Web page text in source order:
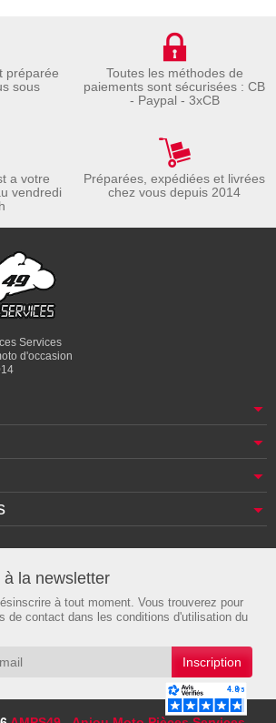
préparée
sous
Toutes les méthodes de
paiements sont sécurisées : CB
- Paypal - 3xCB
a votre
vendredi
Préparées, expédiées et livrées
chez vous depuis 2014
Services
d'occasion
à la newsletter
à tout moment. Vous trouverez pour
de contact dans les conditions d'utilisation du